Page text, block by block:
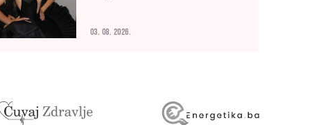
03. 08. 2026.